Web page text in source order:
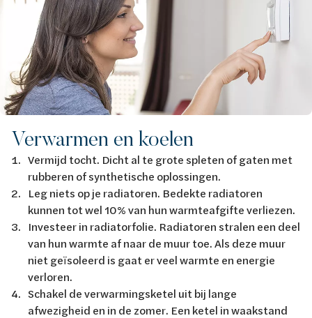
Verwarmen en koelen
Vermijd tocht. Dicht al te grote spleten of gaten met
rubberen of synthetische oplossingen.
Leg niets op je radiatoren. Bedekte radiatoren
kunnen tot wel 10% van hun warmteafgifte verliezen.
Investeer in radiatorfolie. Radiatoren stralen een deel
van hun warmte af naar de muur toe. Als deze muur
niet geïsoleerd is gaat er veel warmte en energie
verloren.
Schakel de verwarmingsketel uit bij lange
afwezigheid en in de zomer. Een ketel in waakstand